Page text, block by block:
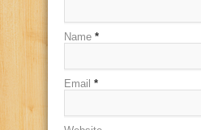
Name *
Email *